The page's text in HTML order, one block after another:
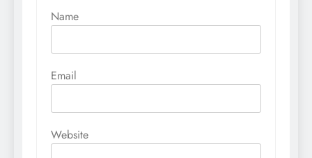
Name
Email
Website